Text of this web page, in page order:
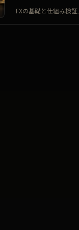
FXの基礎と仕組み検証